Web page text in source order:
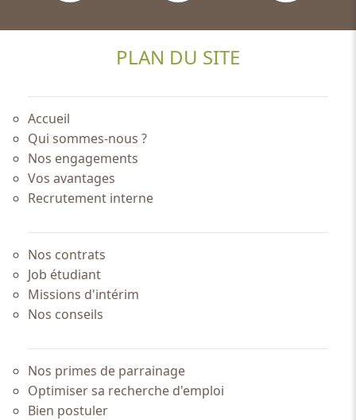
PLAN DU SITE
Accueil
Qui sommes-nous ?
Nos engagements
Vos avantages
Recrutement interne
Nos contrats
Job étudiant
Missions d'intérim
Nos conseils
Nos primes de parrainage
Optimiser sa recherche d'emploi
Bien postuler